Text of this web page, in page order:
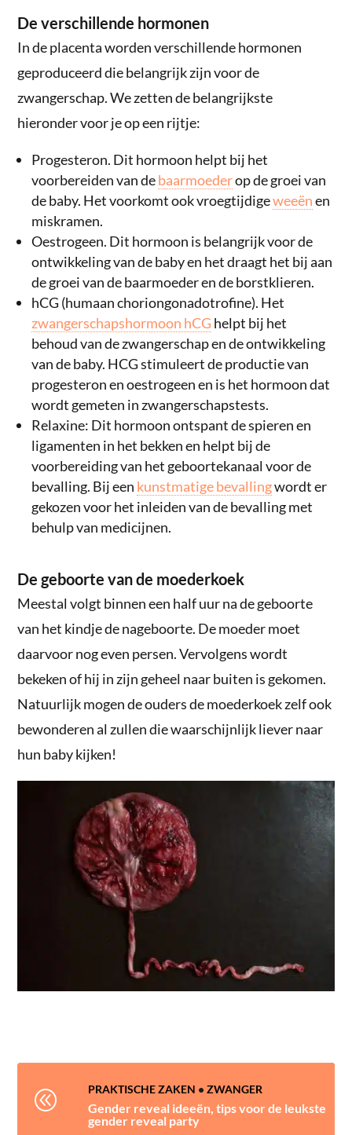
De verschillende hormonen
In de placenta worden verschillende hormonen
geproduceerd die belangrijk zijn voor de
zwangerschap. We zetten de belangrijkste
hieronder voor je op een rijtje:
Progesteron. Dit hormoon helpt bij het
voorbereiden van debaarmoederop de groei van
de baby. Het voorkomt ook vroegtijdigeweeënen
miskramen.
Oestrogeen. Dit hormoon is belangrijk voor de
ontwikkeling van de baby en het draagt het bij aan
de groei van de baarmoeder en de borstklieren.
hCG (humaan choriongonadotrofine). Het
zwangerschapshormoon hCG helpt bij het
behoud van de zwangerschap en de ontwikkeling
van de baby. HCG stimuleert de productie van
progesteron en oestrogeen en is het hormoon dat
wordt gemeten in zwangerschapstests.
Relaxine: Dit hormoon ontspant de spieren en
ligamenten in het bekken en helpt bij de
voorbereiding van het geboortekanaal voor de
bevalling. Bij een kunstmatige bevallingwordt er
gekozen voor het inleiden van de bevalling met
behulp van medicijnen.
De geboorte van de moederkoek
Meestal volgt binnen een half uur na de geboorte
van het kindje de nageboorte. De moeder moet
daarvoor nog even persen. Vervolgens wordt
bekeken of hij in zijn geheel naar buiten is gekomen.
Natuurlijk mogen de ouders de moederkoek zelf ook
bewonderen al zullen die waarschijnlijk liever naar
hun baby kijken!
@ PRAKTISCHE ZAKEN •ZWANGER
Gender reveal ideeën, tips voor de leukste
gender reveal party